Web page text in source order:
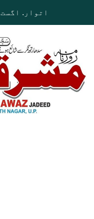
اتوار. اگست 9th, 2026